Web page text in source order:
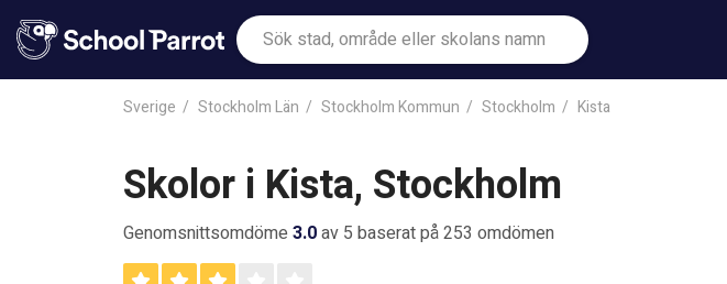
Sverige Stockholm Län Stockholm Kommun Stockholm Kista
Skolor i Kista, Stockholm
Genomsnittsomdöme 3.0av 5 baserat på 253 omdömen